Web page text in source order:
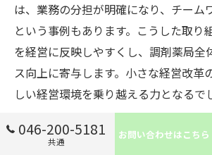
は、業務の分担が明確になり、チーム
という事例もあります。こうした取り
を経営に反映しやすくし、調剤薬局全
ス向上に寄与します。小さな経営改革
しい経営環境を乗り越える力となるで
046-200-5181
共通
お問い合わせはこちら